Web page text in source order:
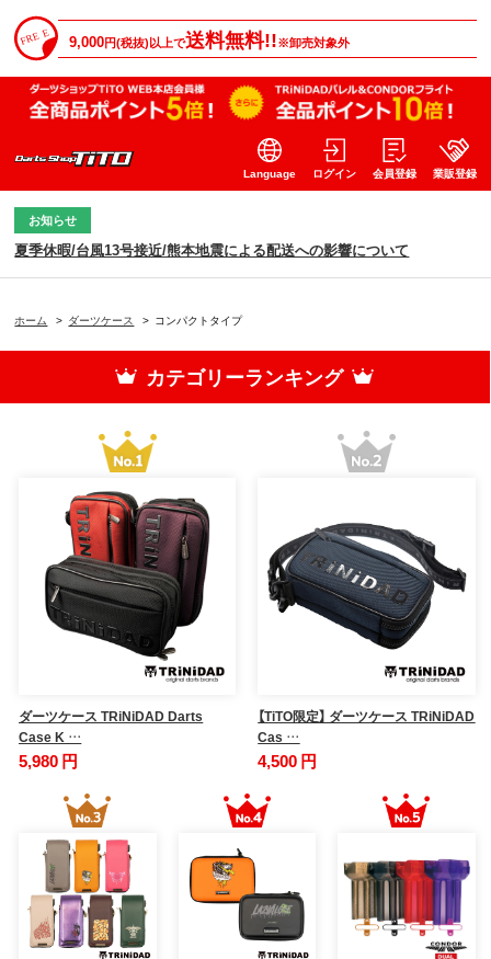
9,000円(税抜)以上で送料無料!!※卸売対象外
Language ログイン 会員登録 業販登録
お知らせ
夏季休暇/台風13号接近/熊本地震による配送への影響について
ホーム > ダーツケース > コンパクトタイプ
カテゴリーランキング
ダーツケース TRiNiDAD Darts
Case K …
5,980 円
【TiTO限定】 ダーツケース TRiNiDAD
Cas …
4,500 円